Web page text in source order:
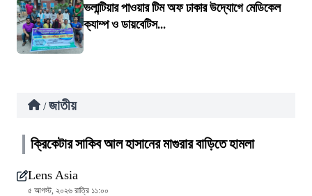
ভলান্টিয়ার পাওয়ার টিম অফ ঢাকার উদ্যোগে মেডিকেল
ক্যাম্প ও ডায়বেটিস...
/ জাতীয়
ক্রিকেটার সাকিব আল হাসানের মাগুরার বাড়িতে হামলা
Lens Asia
৫ আগস্ট, ২০২৬ রাত্রি ১১:০০